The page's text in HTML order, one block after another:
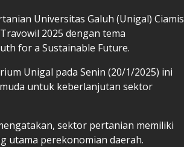
Universitas Galuh (Unigal) Ciamis
2025 dengan tema
for a Sustainable Future.
Unigal pada Senin (20/1/2025) ini
untuk keberlanjutan sektor
sektor pertanian memiliki
utama perekonomian daerah.